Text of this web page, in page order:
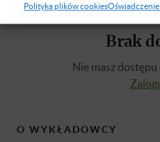
Polityka plików cookies
Brak
Nie masz
O WYKŁADOWCY